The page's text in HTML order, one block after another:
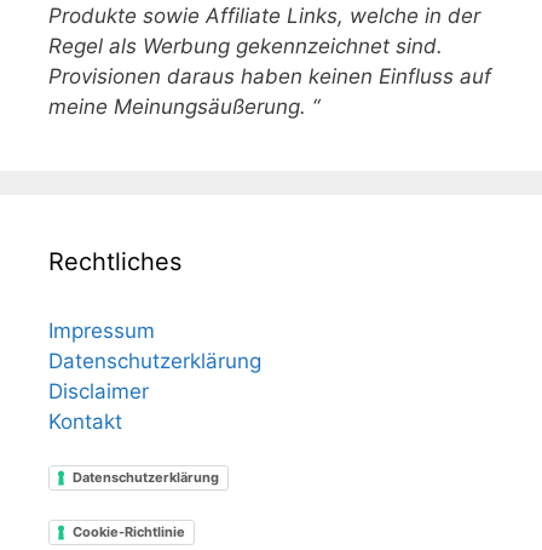
Produkte sowie Affiliate Links, welche in der
Regel als Werbung gekennzeichnet sind.
Provisionen daraus haben keinen Einfluss auf
meine Meinungsäußerung. “
Rechtliches
Impressum
Datenschutzerklärung
Disclaimer
Kontakt
Datenschutzerklärung
Cookie-Richtlinie